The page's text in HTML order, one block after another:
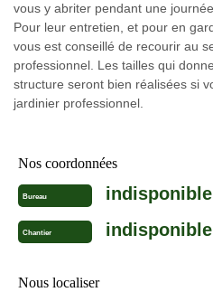
vous y abriter pendant une
Pour leur entretien, et pour en
vous est conseillé de recourir au
professionnel. Les tailles qui
structure seront bien réalisées si
jardinier professionnel.
Nos coordonnées
Bureau indisponible
Chantier indisponible
Nous localiser